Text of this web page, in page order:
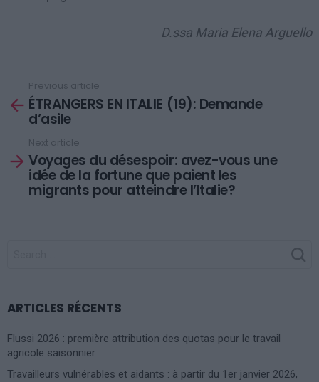
D.ssa Maria Elena Arguello
more
Previous article
ÉTRANGERS EN ITALIE (19): Demande
d’asile
Next article
Voyages du désespoir: avez-vous une
idée de la fortune que paient les
migrants pour atteindre l’Italie?
ARTICLES RÉCENTS
Flussi 2026 : première attribution des quotas pour le travail
agricole saisonnier
Travailleurs vulnérables et aidants : à partir du 1er janvier 2026,